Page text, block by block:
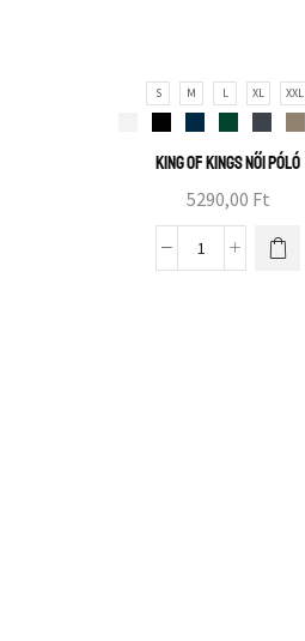
S M L XL XXL
King of Kings női póló
5290,00 Ft